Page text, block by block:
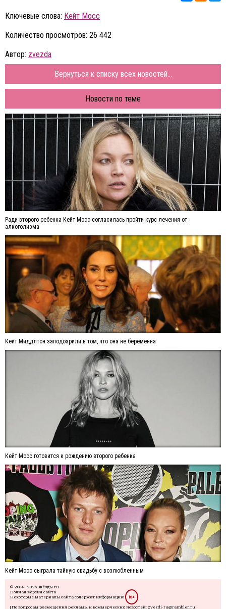
Ключевые слова: Кейт Мосс
Количество просмотров: 26 442
Автор: zvezda
Вернуться к списку всех новостей...
Новости по теме
Ради второго ребенка Кейт Мосс согласилась пройти курс лечения от
алкоголизма
Кейт Миддлтон заподозрили в том, что она не беременна
Кейт Мосс готовится к рождению второго ребенка
Кейт Мосс сыграла тайную свадьбу с возлюбленным
© 2004—2026 Звёзды.ru
Полная версия сайта
Некоторые материалы сайта содержат информацию
18+
| По вопросам размещения рекламы и коммерческих новостей: zvezdi-ru@rambler.ru